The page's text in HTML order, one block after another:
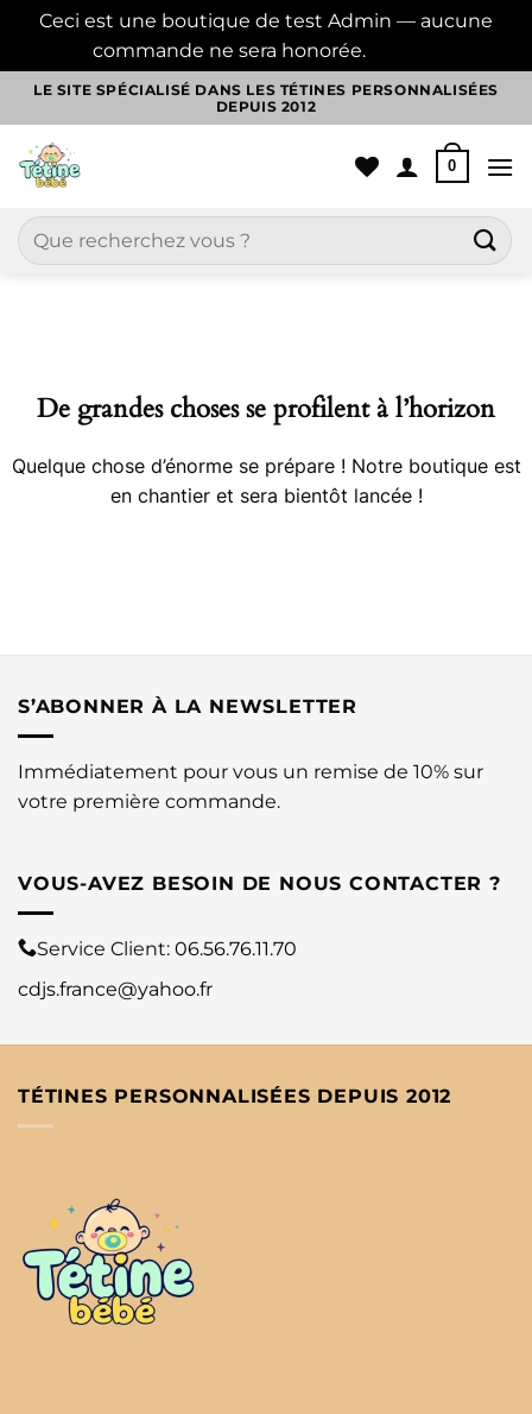
Ceci est une boutique de test Admin — aucune
commande ne sera honorée.
Passer
contenu
LE SITE SPÉCIALISÉ DANS LES TÉTINES PERSONNALISÉES
DEPUIS 2012
0
Recherche
pour :
De grandes choses se profilent à l’horizon
Quelque chose d’énorme se prépare ! Notre boutique est
en chantier et sera bientôt lancée !
S’ABONNER À LA NEWSLETTER
Immédiatement pour vous un remise de 10% sur
votre première commande.
VOUS-AVEZ BESOIN DE NOUS CONTACTER ?
Service Client: 06.56.76.11.70
cdjs.france@yahoo.fr
TÉTINES PERSONNALISÉES DEPUIS 2012